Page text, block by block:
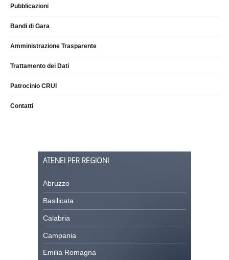
Pubblicazioni
Bandi di Gara
Amministrazione Trasparente
Trattamento dei Dati
Patrocinio CRUI
Contatti
ATENEI PER REGIONI
Abruzzo
Basilicata
Calabria
Campania
Emilia Romagna